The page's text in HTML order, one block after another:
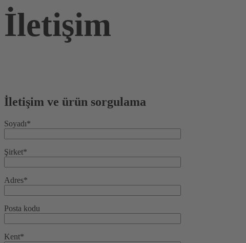
İletişim
İletişim ve ürün sorgulama
Soyadı*
Şirket*
Adres*
Posta kodu
Kent*